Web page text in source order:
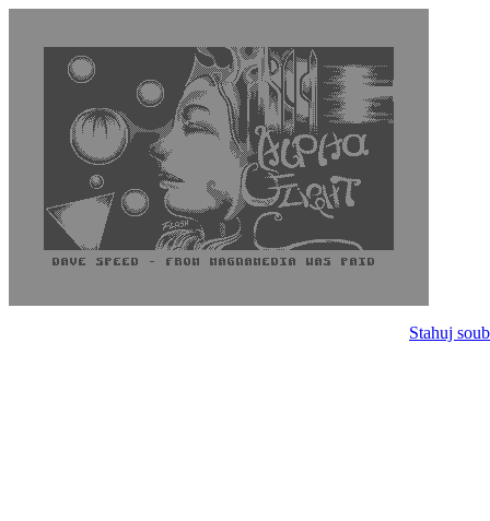
Stahuj